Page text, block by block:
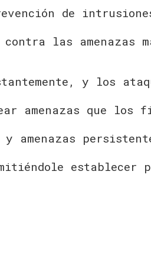
de
las amenazas
y los
amenazas que los
amenazas
establecer